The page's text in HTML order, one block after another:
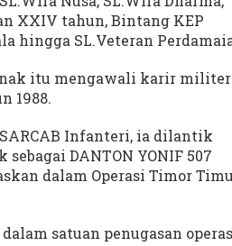
XXIV tahun, Bintang KEP
hingga SL.Veteran
itu mengawali karir
1988.
Infanteri, ia dilantik
DANTON YONIF 507
dalam Operasi Timor
satuan penugasan